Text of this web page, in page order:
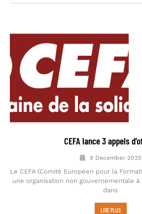
CEFA lance 3 appels
9 December 2025
Le CEFA (Comité Européen pour la
une organisation non gouvernementale
dans
LIRE PLUS